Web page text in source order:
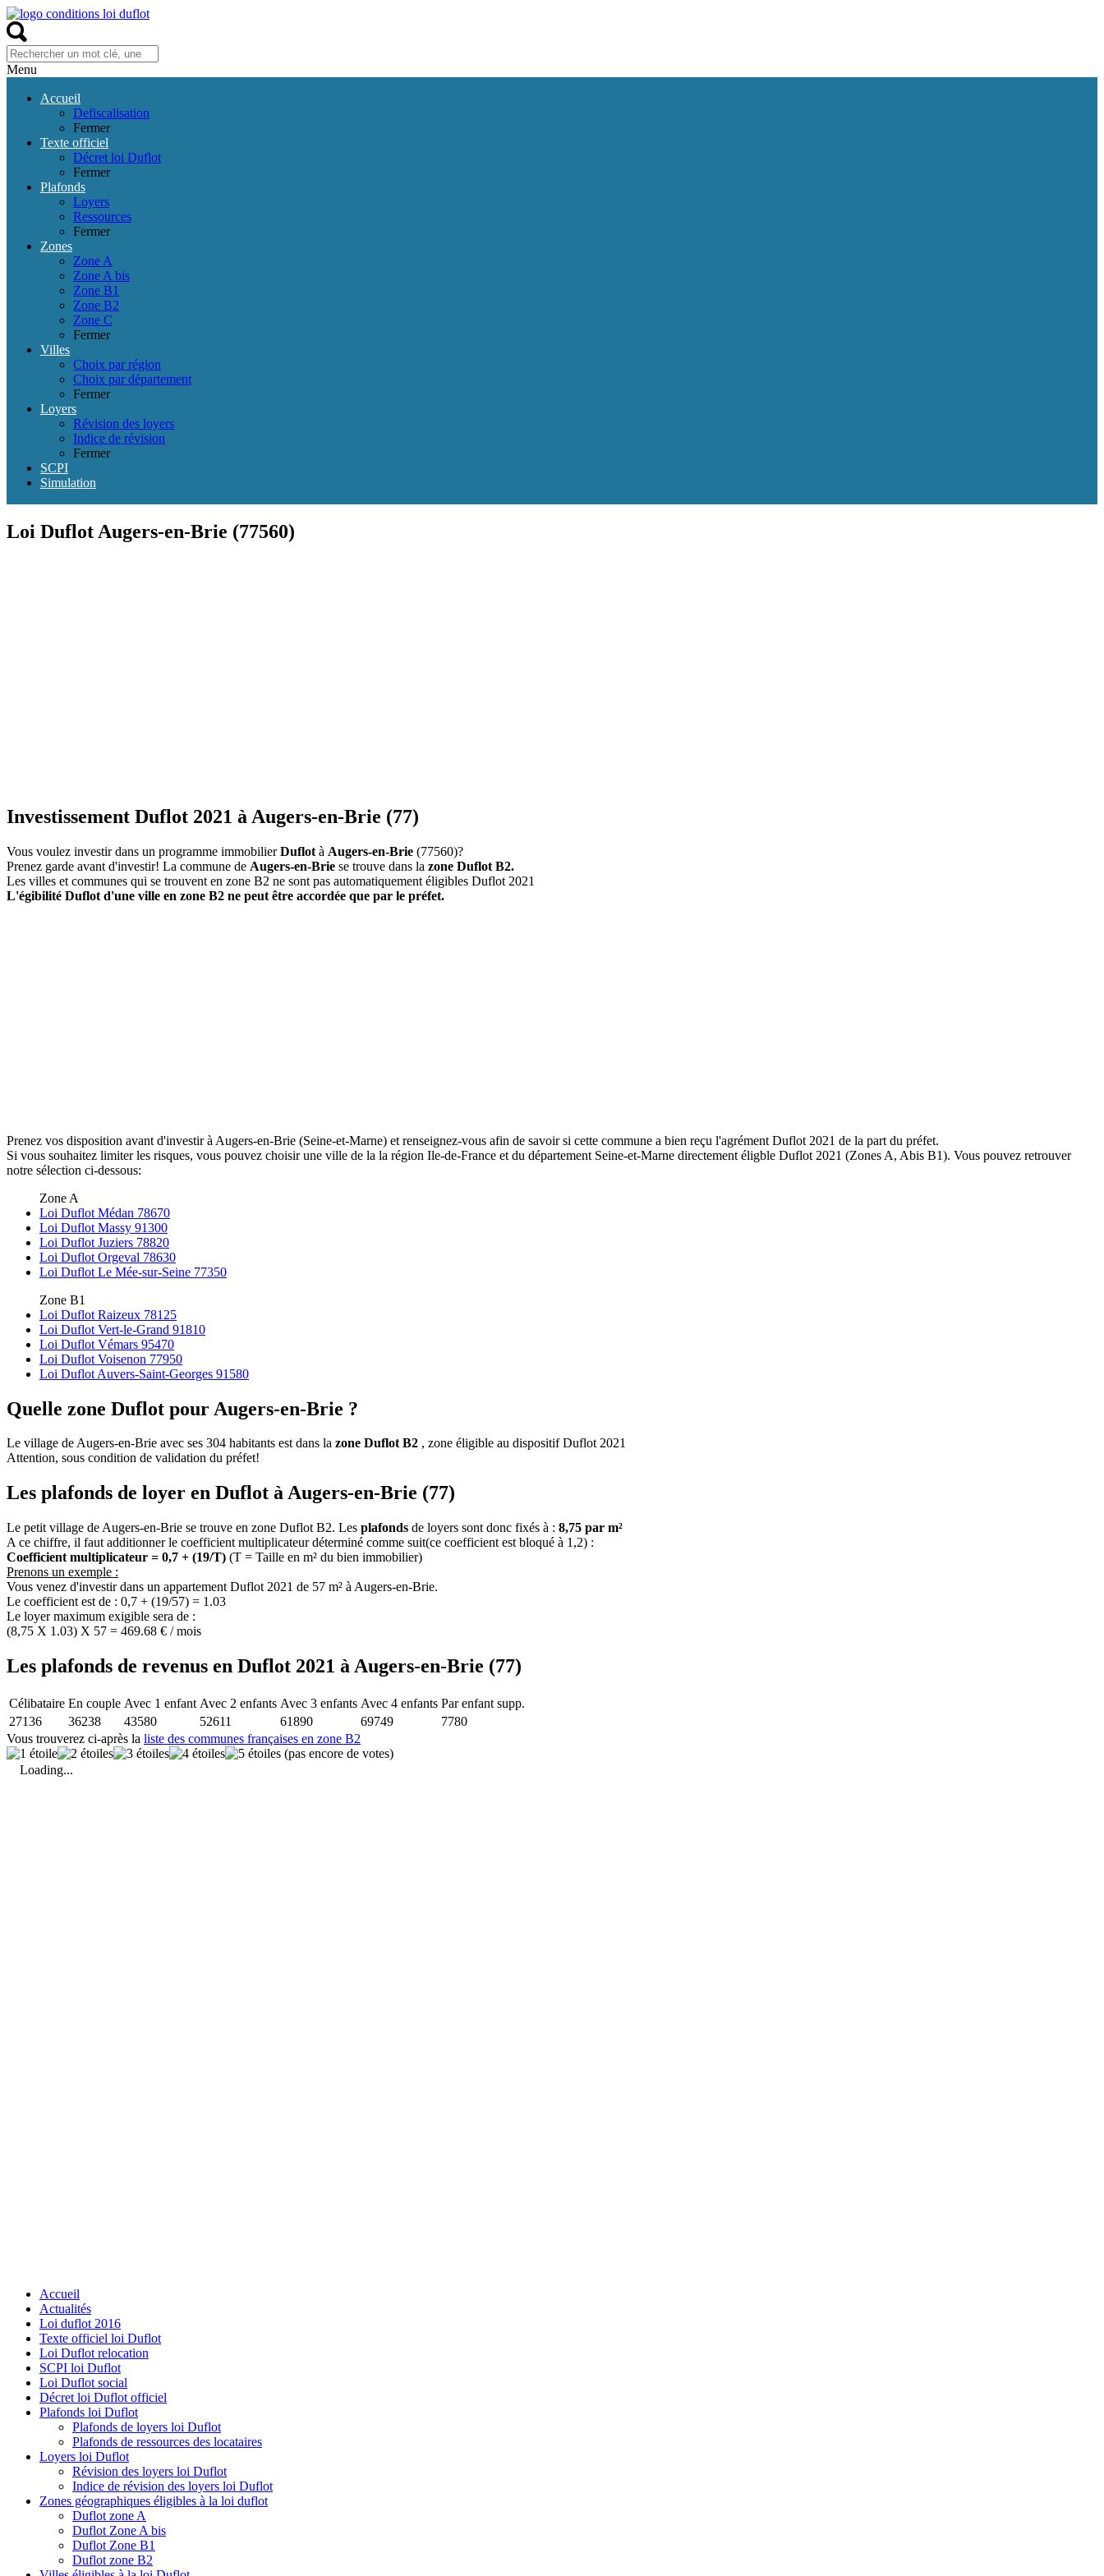
Menu
Accueil
Defiscalisation
Fermer
Texte officiel
Décret loi Duflot
Fermer
Plafonds
Loyers
Ressources
Fermer
Zones
Zone A
Zone A bis
Zone B1
Zone B2
Zone C
Fermer
Villes
Choix par région
Choix par département
Fermer
Loyers
Révision des loyers
Indice de révision
Fermer
SCPI
Simulation
Loi Duflot Augers-en-Brie (77560)
Investissement Duflot 2021 à Augers-en-Brie (77)
Vous voulez investir dans un programme immobilierDuflot à Augers-en-Brie (77560)?
Prenez garde avant d'investir! La commune de Augers-en-Brie se trouve dans la zone Duflot B2.
Les villes et communes qui se trouvent en zone B2 ne sont pas automatiquement éligibles Duflot 2021
L'égibilité Duflot d'une ville en zone B2 ne peut être accordée que par le préfet.
Prenez vos disposition avant d'investir à Augers-en-Brie (Seine-et-Marne) et renseignez-vous afin de savoir si cette commune a bien reçu l'agrément Duflot 2021 de la part du préfet.
Si vous souhaitez limiter les risques, vous pouvez choisir une ville de la la région Ile-de-France et du département Seine-et-Marne directement éligble Duflot 2021 (Zones A, Abis B1). Vous pouvez retrouver
notre sélection ci-dessous:
Zone A
Loi Duflot Médan 78670
Loi Duflot Massy 91300
Loi Duflot Juziers 78820
Loi Duflot Orgeval 78630
Loi Duflot Le Mée-sur-Seine 77350
Zone B1
Loi Duflot Raizeux 78125
Loi Duflot Vert-le-Grand 91810
Loi Duflot Vémars 95470
Loi Duflot Voisenon 77950
Loi Duflot Auvers-Saint-Georges 91580
Quelle zone Duflot pour Augers-en-Brie ?
Le village de Augers-en-Brie avec ses 304 habitants est dans la zone Duflot B2 , zone éligible au dispositif Duflot 2021
Attention, sous condition de validation du préfet!
Les plafonds de loyer en Duflot à Augers-en-Brie (77)
Le petit village de Augers-en-Brie se trouve en zone Duflot B2. Les plafonds de loyers sont donc fixés à : 8,75 par m²
A ce chiffre, il faut additionner le coefficient multiplicateur déterminé comme suit(ce coefficient est bloqué à 1,2) :
Coefficient multiplicateur = 0,7 + (19/T) (T = Taille en m² du bien immobilier)
Prenons un exemple :
Vous venez d'investir dans un appartement Duflot 2021 de 57 m² à Augers-en-Brie.
Le coefficient est de : 0,7 + (19/57) = 1.03
Le loyer maximum exigible sera de :
(8,75 X 1.03) X 57 = 469.68 € / mois
Les plafonds de revenus en Duflot 2021 à Augers-en-Brie (77)
Célibataire En couple Avec 1 enfant Avec 2 enfants Avec 3 enfants Avec 4 enfants Par enfant supp.
27136
36238 43580 52611 61890 69749
7780
Vous trouverez ci-après la liste des communes françaises en zone B2
(pas encore de votes)
Loading...
Accueil
Actualités
Loi duflot 2016
Texte officiel loi Duflot
Loi Duflot relocation
SCPI loi Duflot
Loi Duflot social
Décret loi Duflot officiel
Plafonds loi Duflot
Plafonds de loyers loi Duflot
Plafonds de ressources des locataires
Loyers loi Duflot
Révision des loyers loi Duflot
Indice de révision des loyers loi Duflot
Zones géographiques éligibles à la loi duflot
Duflot zone A
Duflot Zone A bis
Duflot Zone B1
Duflot zone B2